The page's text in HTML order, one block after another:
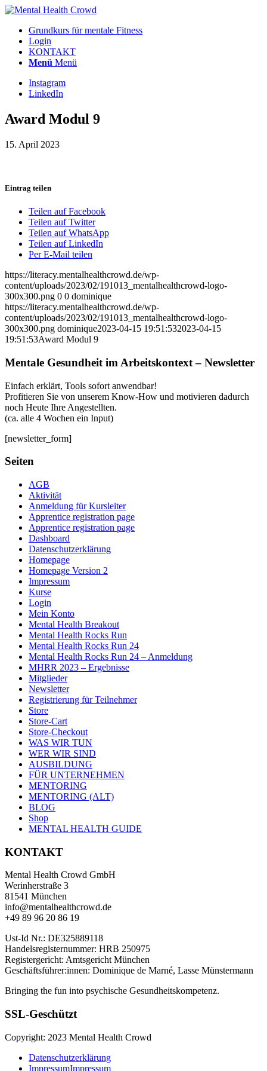
Grundkurs für mentale Fitness
Login
KONTAKT
Menü Menü
Instagram
LinkedIn
Award Modul 9
15. April 2023
Eintrag teilen
Teilen auf Facebook
Teilen auf Twitter
Teilen auf WhatsApp
Teilen auf LinkedIn
Per E-Mail teilen
https://literacy.mentalhealthcrowd.de/wp-
content/uploads/2023/02/191013_mentalhealthcrowd-logo-
300x300.png 0 0 dominique
https://literacy.mentalhealthcrowd.de/wp-
content/uploads/2023/02/191013_mentalhealthcrowd-logo-
300x300.png dominique2023-04-15 19:51:532023-04-15
19:51:53Award Modul 9
Mentale Gesundheit im Arbeitskontext – Newsletter
Einfach erklärt, Tools sofort anwendbar!
Profitieren Sie von unserem Know-How und motivieren dadurch
noch Heute Ihre Angestellten.
(ca. alle 4 Wochen ein Input)
[newsletter_form]
Seiten
AGB
Aktivität
Anmeldung für Kursleiter
Apprentice registration page
Apprentice registration page
Dashboard
Datenschutzerklärung
Homepage
Homepage Version 2
Impressum
Kurse
Login
Mein Konto
Mental Health Breakout
Mental Health Rocks Run
Mental Health Rocks Run 24
Mental Health Rocks Run 24 – Anmeldung
MHRR 2023 – Ergebnisse
Mitglieder
Newsletter
Registrierung für Teilnehmer
Store
Store-Cart
Store-Checkout
WAS WIR TUN
WER WIR SIND
AUSBILDUNG
FÜR UNTERNEHMEN
MENTORING
MENTORING (ALT)
BLOG
Shop
MENTAL HEALTH GUIDE
KONTAKT
Mental Health Crowd GmbH
Werinherstraße 3
81541 München
info@mentalhealthcrowd.de
+49 89 96 20 86 19
Ust-Id Nr.: DE325889118
Handelsregisternummer: HRB 250975
Registergericht: Amtsgericht München
Geschäftsführer:innen: Dominique de Marné, Lasse Münstermann
Bringing the fun into psychische Gesundheitskompetenz.
SSL-Geschützt
Copyright: 2023 Mental Health Crowd
Datenschutzerklärung
ImpressumImpressum